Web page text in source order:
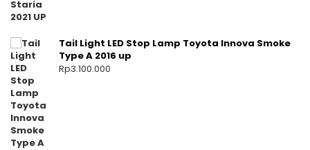
Tail Light LED Stop Lamp Toyota Innova Smoke
Type A 2016 up
Rp3.100.000